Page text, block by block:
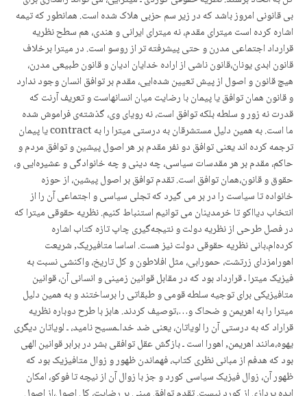
بی قانونی امروز باشد که در زیر سم حزبی هلاک شده است. همانطور که تیمه
اشاره کرده است میترای مقدم، نه میترای ایرانی و هندی، هم سطح نظریه
قرارداد اجتماعی مدرن و حتی پیشرفته تر از روسو است. در میترا برخلاف
قانون ابدی یونان،قانون ناشی از ارادە خدایان ادیان و قانون طبیعی مدرن،
هیچ قانون و اصول از پیش تعیین شدەایی، مقدم بر توافق انسان وجود ندارد
و قانون همان توافق یا پیمان با رضایت میان انسانهاست و تعریف آرنت که
قدرت نه زور و سلطه بلکه توافق است، نه رویای وی، گذشتەی فراموش شده
ما است. به همین دلیل مستشرقان به درستی میترا را به contract یا پیمان
ترجمه کرده اند یعنی توافق دو نفر مقدم بر هر اصول پیشین و توافق مردم و
حاکم، مقدم بر هر مقدسات سیاسی، چه دینی و چه خانوادگی و عشیرەایی و،
حقوق و قانون،همان توافق است. تقدم توافق بر اصول پیشین، از حوزه
خانواده تا سیاست را در بر می گیرد که تجلی سیاسی و اجتماعی آن را از
انتخاب دیااکو تا خرمدینان می توانیم استنباط کنیم. نظریه حقوقی میترا که
در فصل طرحی از نظریه دولت و نتیجەگیری چاپ تازه کتاب اشاره
کردەام،بانی نظریه حقوقی دولت نیز هست. اساسا متافیریک, شریعت
اهورامزدای زرتشت، حمورابی، مثل افلاطون و کل تاریخ، واکنشی نسبت به
فیزیک میترا ـ قرارداد بود که در مقابل قوانین زمینی و انسانی آن، قوانین
متافیزیکی برای توجیه سلطه قومی و طبقاتی را برساختند و به همین دلیل
میترا را به اهریمن و ضحاک و…،توصیف کردند. هابز با طرح دوباره نظریه
قراراد کە به درستی آن را لویاتان، یعنی ضد خداـمسیح نامید، ـ لویاتان دیگری
یهوه،مانند اهریمن, اهورا است ـ بازگش عقل توافقی بشر در برابر قوانین الهی
بود که هدفم از مبانی نظری کتاب، فهماندن ظهور و زوال متافیزیک بود که
ظهور آن، زوال فیزیک سیاسی کورد و جز با زوال آن از نیچه تا فوکو، امکان